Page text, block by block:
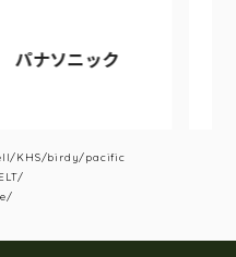
ナソニック
KHS/birdy/pacific